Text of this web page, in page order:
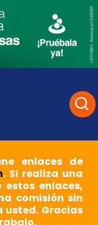
enlaces de
. Si realiza una
enlaces,
comisión sin
Gracias